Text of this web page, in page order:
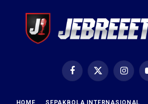
FacebookX
(Twitter)
HOME SEPAKBOLA INTERNASIONAL